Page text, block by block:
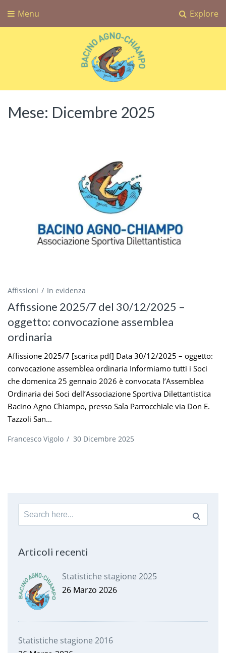
Explore
Menu
Bacino Agno-Chiampo
Associazione Sportiva Dilettantistica Bacino Agno-Chiampo
Mese: Dicembre 2025
Affissioni In evidenza
Affissione 2025/7 del 30/12/2025 –
oggetto: convocazione assemblea
ordinaria
Affissione 2025/7 [scarica pdf] Data 30/12/2025 – oggetto:
convocazione assemblea ordinaria Informiamo tutti i Soci
che domenica 25 gennaio 2026 è convocata l’Assemblea
Ordinaria dei Soci dell’Associazione Sportiva Dilettantistica
Bacino Agno Chiampo, presso Sala Parrocchiale via Don E.
Tazzoli San...
Francesco Vigolo / 30 Dicembre 2025
Search
for:
Articoli recenti
Statistiche stagione 2025
26 Marzo 2026
Statistiche stagione 2016